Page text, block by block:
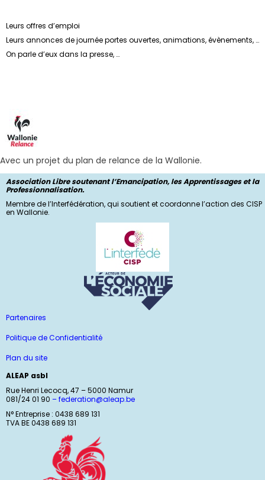
Leurs offres d’emploi
Leurs annonces de journée portes ouvertes, animations, évènements, …
On parle d’eux dans la presse, …
Avec un projet du plan de relance de la Wallonie.
Association Libre soutenant l’Emancipation, les Apprentissages et la
Professionnalisation.
Membre de l’Interfédération, qui soutient et coordonne l’action des CISP
en Wallonie.
Partenaires
Politique de Confidentialité
Plan du site
ALEAP asbl
Rue Henri Lecocq, 47 – 5000 Namur
081/24 01 90 –federation@aleap.be
N° Entreprise : 0438 689 131
TVA BE 0438 689 131